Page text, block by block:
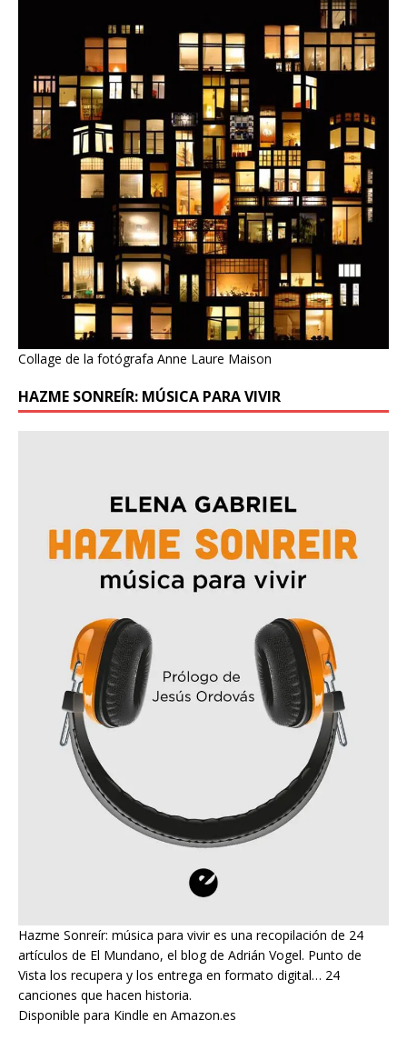
Collage de la fotógrafa Anne Laure Maison
HAZME SONREÍR: MÚSICA PARA VIVIR
Hazme Sonreír: música para vivir es una recopilación de 24
artículos de El Mundano, el blog de Adrián Vogel. Punto de
Vista los recupera y los entrega en formato digital… 24
canciones que hacen historia.
Disponible para Kindle en Amazon.es